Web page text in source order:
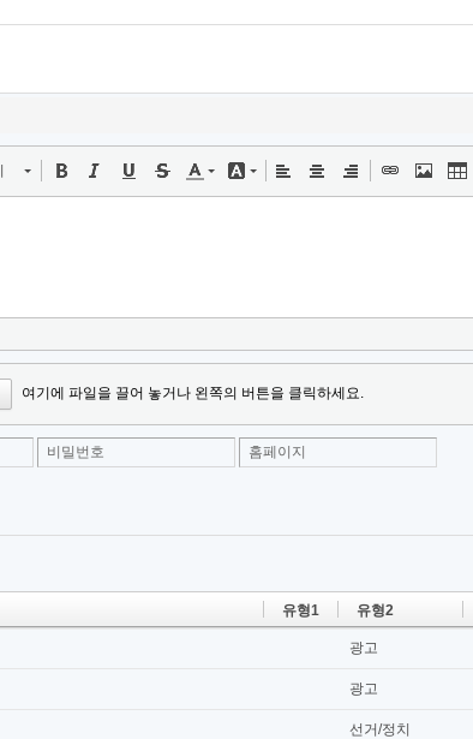
여기에 파일을 끌어 놓거나 왼쪽의 버튼을 클릭하세요.
비밀번호 홈페이지
유형1 유형2
광고
광고
선거/정치